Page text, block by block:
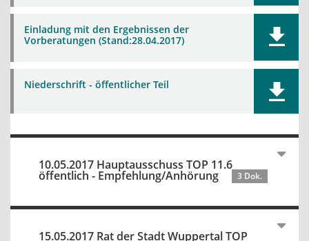
Einladung mit den Ergebnissen der
Vorberatungen (Stand:28.04.2017)
Niederschrift - öffentlicher Teil
10.05.2017 Hauptausschuss TOP 11.6
öffentlich - Empfehlung/Anhörung 3 Dok.
15.05.2017 Rat der Stadt Wuppertal TOP